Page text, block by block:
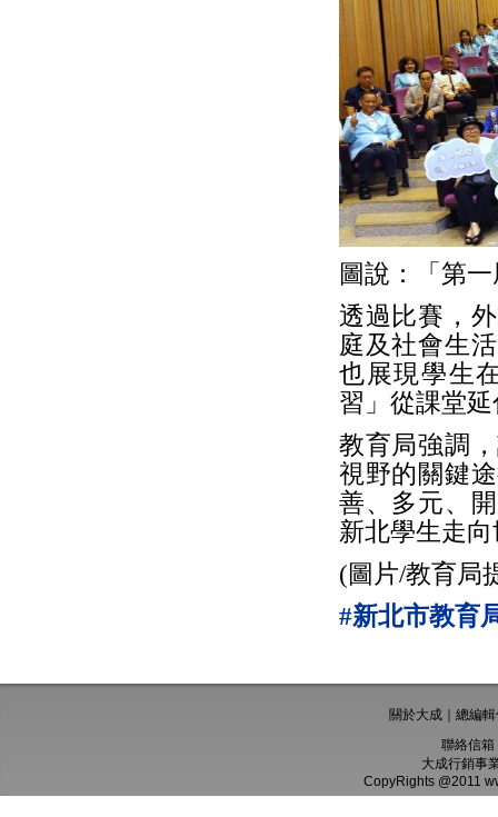
圖說：「第
透過比賽，
庭及社會生
也展現學生
習」從課堂
教育局強調
視野的關鍵
善、多元、
新北學生走
(圖片/教育局
#新北市教育